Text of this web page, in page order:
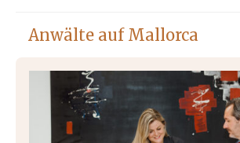
Anwälte auf Mallorca